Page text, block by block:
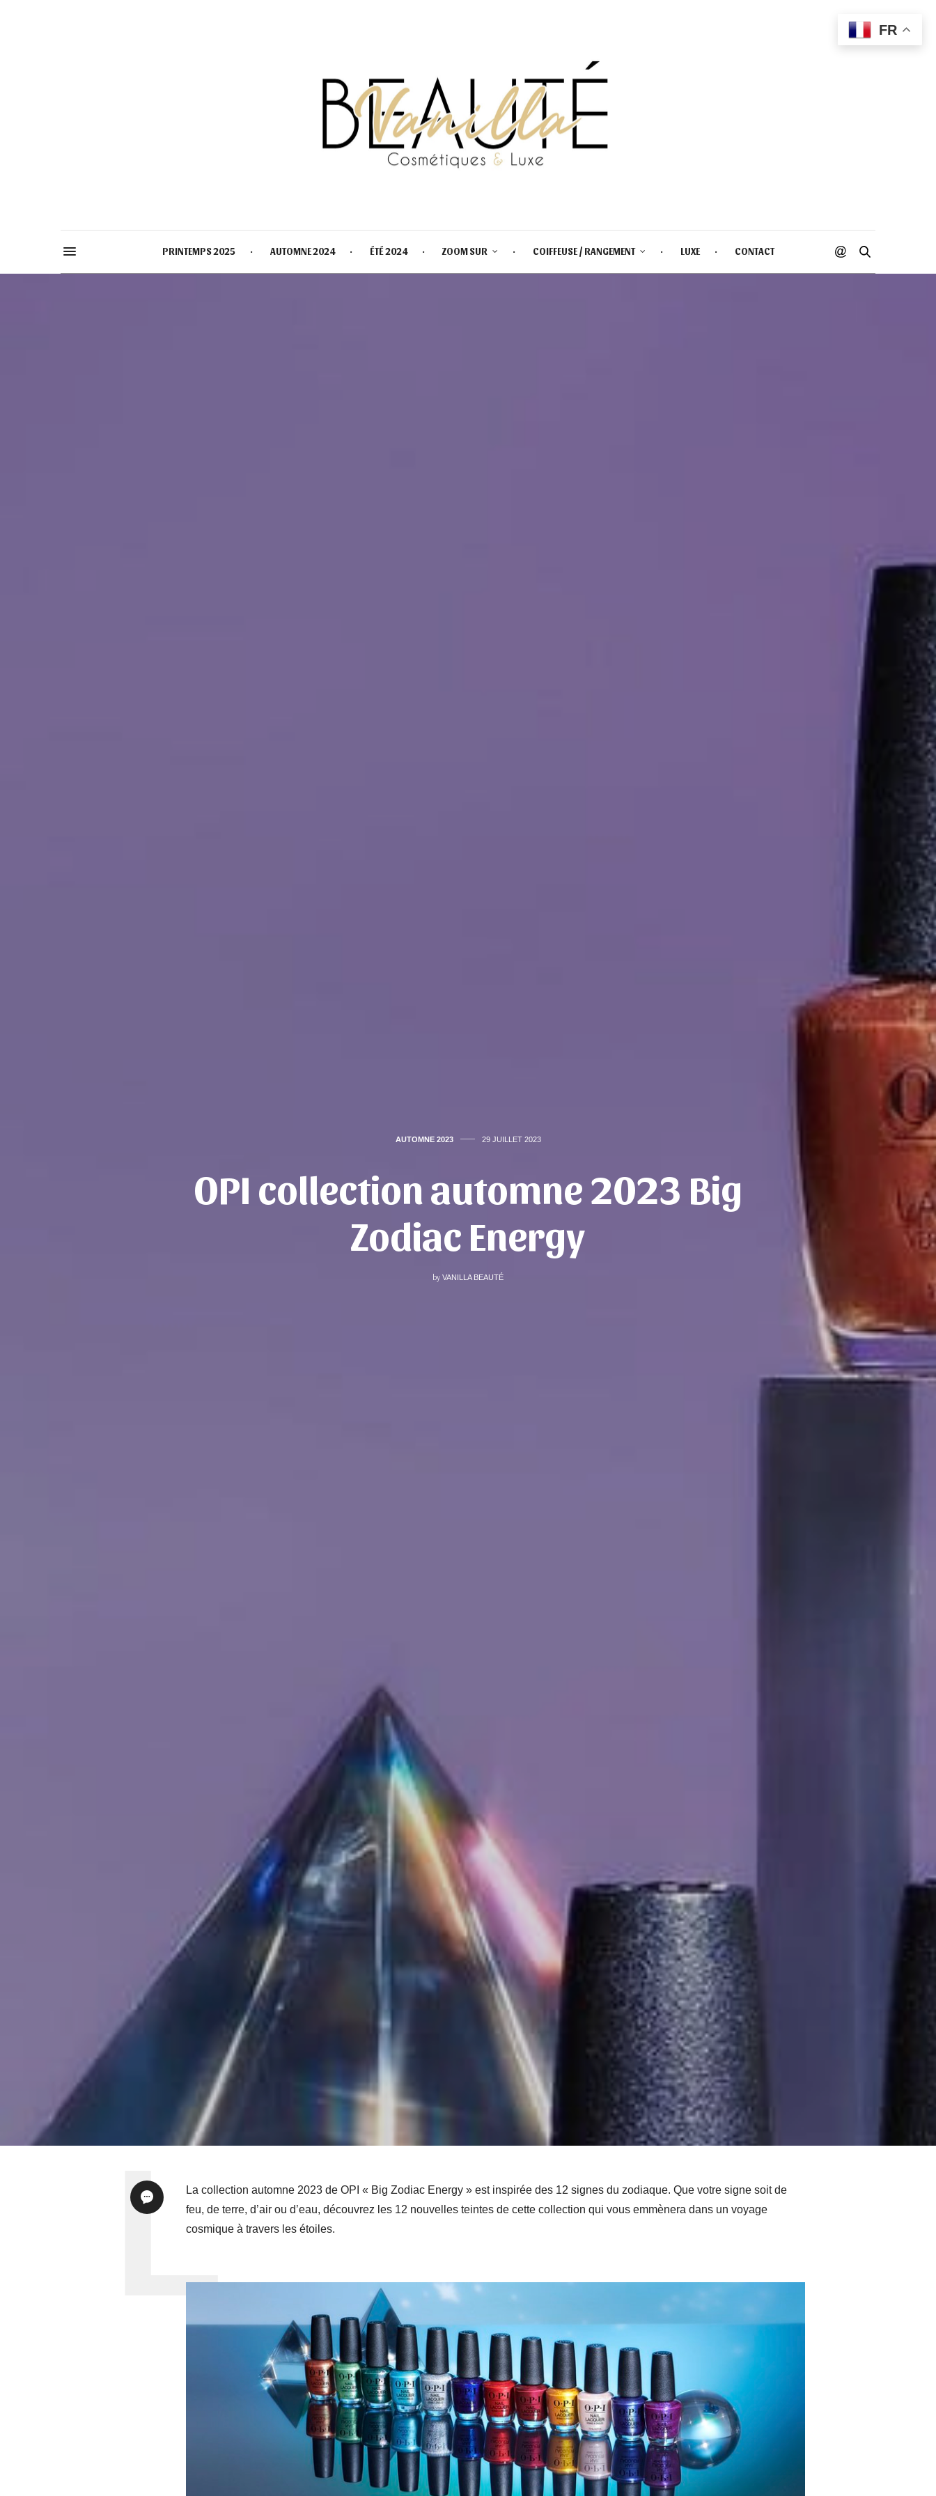
PRINTEMPS 2025 AUTOMNE 2024 ÉTÉ 2024 ZOOM SUR COIFFEUSE / RANGEMENT LUXE CONTACT
AUTOMNE 2023 29 JUILLET 2023
OPI collection automne 2023 Big
Zodiac Energy
by VANILLA BEAUTÉ
La collection automne 2023 de OPI « Big Zodiac Energy » est inspirée des 12 signes du zodiaque. Que votre signe soit de
feu, de terre, d’air ou d’eau, découvrez les 12 nouvelles teintes de cette collection qui vous emmènera dans un voyage
cosmique à travers les étoiles.
FR